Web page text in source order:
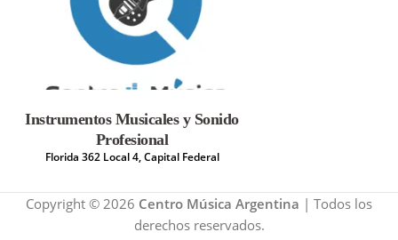
Instrumentos Musicales y Sonido
Profesional
Florida 362 Local 4, Capital Federal
Copyright © 2026 Centro Música Argentina | Todos los
derechos reservados.